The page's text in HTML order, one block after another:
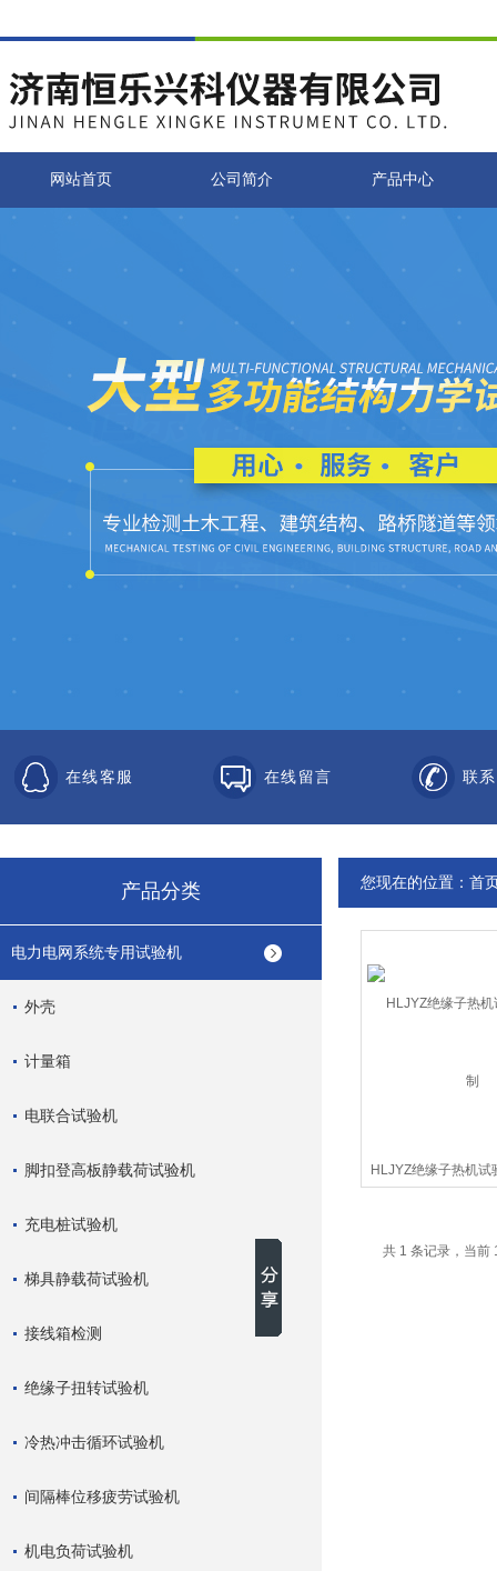
网站首页 公司简介 产品中心
在线客服 在线留言 联
产品分类
电力电网系统专用试验机
外壳
计量箱
电联合试验机
脚扣登高板静载荷试验机
充电桩试验机
梯具静载荷试验机
接线箱检测
绝缘子扭转试验机
冷热冲击循环试验机
间隔棒位移疲劳试验机
机电负荷试验机
您现在的位置： 首
HLJYZ绝缘子热机试
共 1 条记录，当